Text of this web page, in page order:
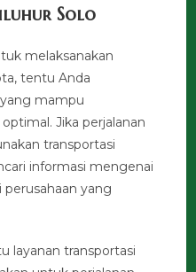
Solo
melaksanakan
tentu Anda
mampu
Jika perjalanan
transportasi
informasi mengenai
perusahaan yang
layanan transportasi